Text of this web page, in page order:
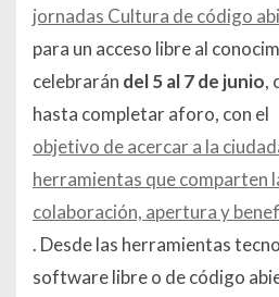
jornadas Cultura de código
para un acceso libre al
celebrarán del 5 al 7 de junio,
hasta completar aforo, con el
objetivo de acercar a la
herramientas que comparten
colaboración, apertura y
. Desde las herramientas
software libre o de código